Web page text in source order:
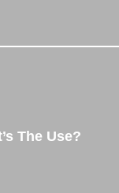
The Use?